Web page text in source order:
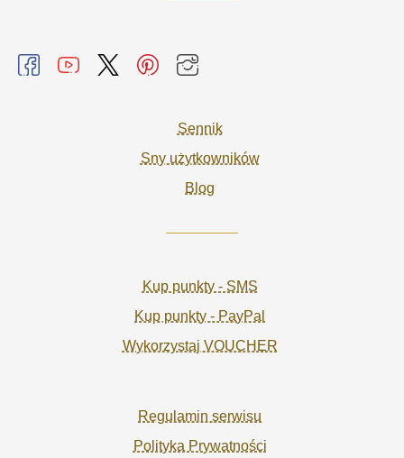
Sennik
Sny użytkowników
Blog
Kup punkty - SMS
Kup punkty - PayPal
Wykorzystaj VOUCHER
Regulamin serwisu
Polityka Prywatności